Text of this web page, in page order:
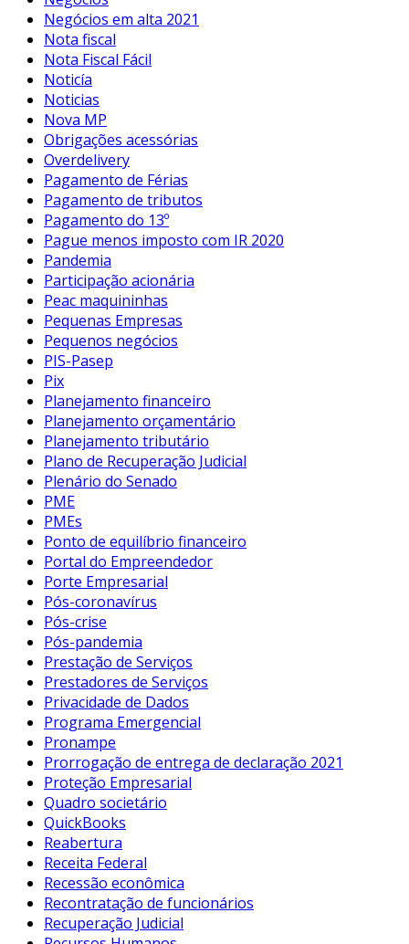
Negócios em alta 2021
Nota fiscal
Nota Fiscal Fácil
Noticía
Noticias
Nova MP
Obrigações acessórias
Overdelivery
Pagamento de Férias
Pagamento de tributos
Pagamento do 13º
Pague menos imposto com IR 2020
Pandemia
Participação acionária
Peac maquininhas
Pequenas Empresas
Pequenos negócios
PIS-Pasep
Pix
Planejamento financeiro
Planejamento orçamentário
Planejamento tributário
Plano de Recuperação Judicial
Plenário do Senado
PME
PMEs
Ponto de equilíbrio financeiro
Portal do Empreendedor
Porte Empresarial
Pós-coronavírus
Pós-crise
Pós-pandemia
Prestação de Serviços
Prestadores de Serviços
Privacidade de Dados
Programa Emergencial
Pronampe
Prorrogação de entrega de declaração 2021
Proteção Empresarial
Quadro societário
QuickBooks
Reabertura
Receita Federal
Recessão econômica
Recontratação de funcionários
Recuperação Judicial